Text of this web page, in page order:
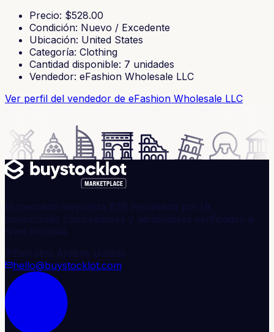
Precio: $528.00
Condición: Nuevo / Excedente
Ubicación: United States
Categoría: Clothing
Cantidad disponible: 7 unidades
Vendedor: eFashion Wholesale LLC
Ver perfil del vendedor de eFashion Wholesale LLC
El mercado mayorista B2B impulsado por IA,
conectando compradores y vendedores verificados a
nivel mundial.
Emiratos Árabes Unidos
hello@buystocklot.com